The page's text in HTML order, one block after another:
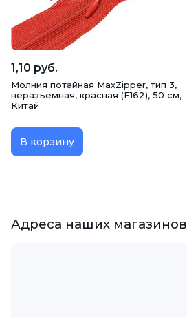
1,10 руб.
Молния потайная MaxZipper, тип 3,
неразъемная, красная (F162), 50 см,
Китай
В корзину
Адреса наших магазинов